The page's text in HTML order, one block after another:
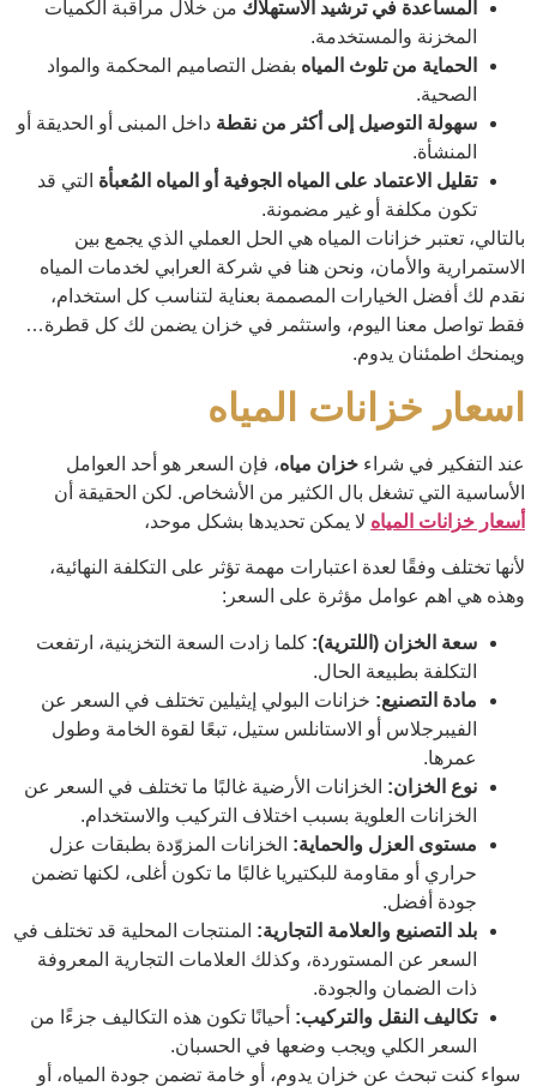
المساعدة في ترشيد الاستهلاك من خلال مراقبة الكميات
المخزنة والمستخدمة.
الحماية من تلوث المياه بفضل التصاميم المحكمة والمواد
الصحية.
سهولة التوصيل إلى أكثر من نقطة داخل المبنى أو الحديقة أو
المنشأة.
تقليل الاعتماد على المياه الجوفية أو المياه المُعبأة التي قد
تكون مكلفة أو غير مضمونة.
بالتالي، تعتبر خزانات المياه هي الحل العملي الذي يجمع بين
الاستمرارية والأمان، ونحن هنا في شركة العرابي لخدمات المياه
نقدم لك أفضل الخيارات المصممة بعناية لتناسب كل استخدام،
فقط تواصل معنا اليوم، واستثمر في خزان يضمن لك كل قطرة…
ويمنحك اطمئنان يدوم.
اسعار خزانات المياه
عند التفكير في شراء خزان مياه، فإن السعر هو أحد العوامل
الأساسية التي تشغل بال الكثير من الأشخاص. لكن الحقيقة أن
أسعار خزانات المياه لا يمكن تحديدها بشكل موحد،
لأنها تختلف وفقًا لعدة اعتبارات مهمة تؤثر على التكلفة النهائية،
وهذه هي اهم عوامل مؤثرة على السعر:
سعة الخزان (اللترية): كلما زادت السعة التخزينية، ارتفعت
التكلفة بطبيعة الحال.
مادة التصنيع: خزانات البولي إيثيلين تختلف في السعر عن
الفيبرجلاس أو الاستانلس ستيل، تبعًا لقوة الخامة وطول
عمرها.
نوع الخزان: الخزانات الأرضية غالبًا ما تختلف في السعر عن
الخزانات العلوية بسبب اختلاف التركيب والاستخدام.
مستوى العزل والحماية: الخزانات المزوّدة بطبقات عزل
حراري أو مقاومة للبكتيريا غالبًا ما تكون أغلى، لكنها تضمن
جودة أفضل.
بلد التصنيع والعلامة التجارية: المنتجات المحلية قد تختلف في
السعر عن المستوردة، وكذلك العلامات التجارية المعروفة
ذات الضمان والجودة.
تكاليف النقل والتركيب: أحيانًا تكون هذه التكاليف جزءًا من
السعر الكلي ويجب وضعها في الحسبان.
سواء كنت تبحث عن خزان يدوم، أو خامة تضمن جودة المياه، أو